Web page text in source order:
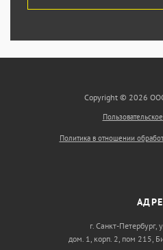
Copyright © 2026
Политика в отношении
г. Санкт-Петербург,
дом. 1, корп. 2, пом 215,